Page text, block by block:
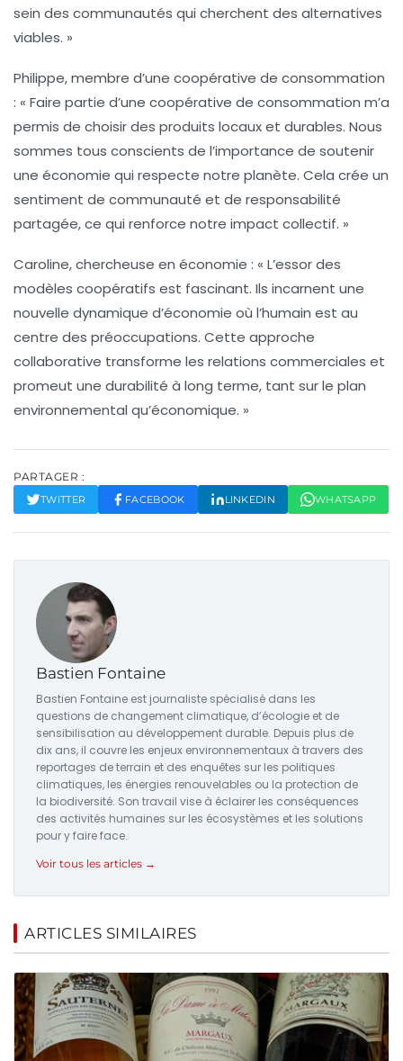
sein des communautés qui cherchent des alternatives
viables. »
Philippe, membre d’une coopérative de consommation
: « Faire partie d’une coopérative de consommation m’a
permis de choisir des produits locaux et durables. Nous
sommes tous conscients de l’importance de soutenir
une économie qui respecte notre planète. Cela crée un
sentiment de communauté et de responsabilité
partagée, ce qui renforce notre impact collectif. »
Caroline, chercheuse en économie : « L’essor des
modèles coopératifs est fascinant. Ils incarnent une
nouvelle dynamique d’économie où l’humain est au
centre des préoccupations. Cette approche
collaborative transforme les relations commerciales et
promeut une durabilité à long terme, tant sur le plan
environnemental qu’économique. »
PARTAGER :
TWITTER FACEBOOK LINKEDIN WHATSAPP
Bastien Fontaine
Bastien Fontaine est journaliste spécialisé dans les
questions de changement climatique, d’écologie et de
sensibilisation au développement durable. Depuis plus de
dix ans, il couvre les enjeux environnementaux à travers des
reportages de terrain et des enquêtes sur les politiques
climatiques, les énergies renouvelables ou la protection de
la biodiversité. Son travail vise à éclairer les conséquences
des activités humaines sur les écosystèmes et les solutions
pour y faire face.
Voir tous les articles →
ARTICLES SIMILAIRES